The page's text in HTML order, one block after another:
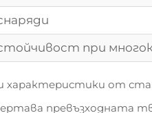
при
характеристики от
превъзходната